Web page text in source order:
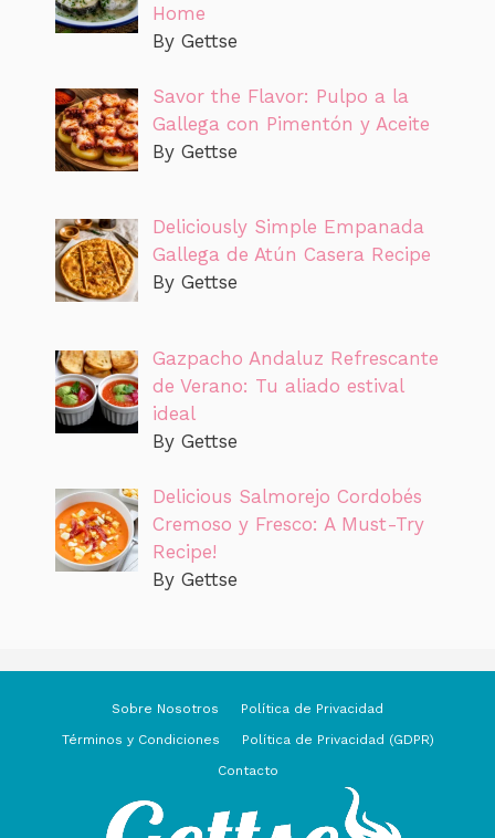
Home
By Gettse
Savor the Flavor: Pulpo a la
Gallega con Pimentón y Aceite
By Gettse
Deliciously Simple Empanada
Gallega de Atún Casera Recipe
By Gettse
Gazpacho Andaluz Refrescante
de Verano: Tu aliado estival
ideal
By Gettse
Delicious Salmorejo Cordobés
Cremoso y Fresco: A Must-Try
Recipe!
By Gettse
Sobre Nosotros
Política de Privacidad
Términos y Condiciones
Política de Privacidad (GDPR)
Contacto